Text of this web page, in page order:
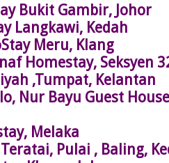
Bukit Gambir, Johor
Langkawi, Kedah
Meru, Klang
Homestay, Seksyen
,Tumpat, Kelantan
Nur Bayu Guest
Melaka
Pulai , Baling,